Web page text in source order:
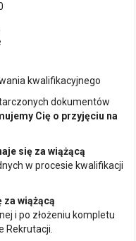
kwalifikacyjnego
dokumentów
Cię o przyjęciu na
się za wiążącą
w procesie kwalifikacji
za wiążącą
i po złożeniu kompletu
Rekrutacji.